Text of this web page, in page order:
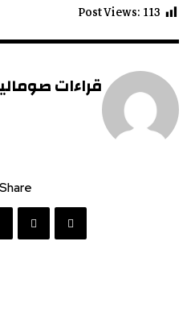
Post Views: 113
قراءات
Share